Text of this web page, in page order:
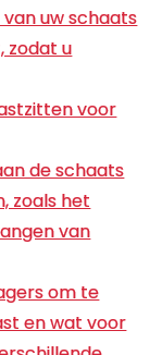
uw schaats
zodat u
voor
de schaats
zoals het
van
om te
en wat voor